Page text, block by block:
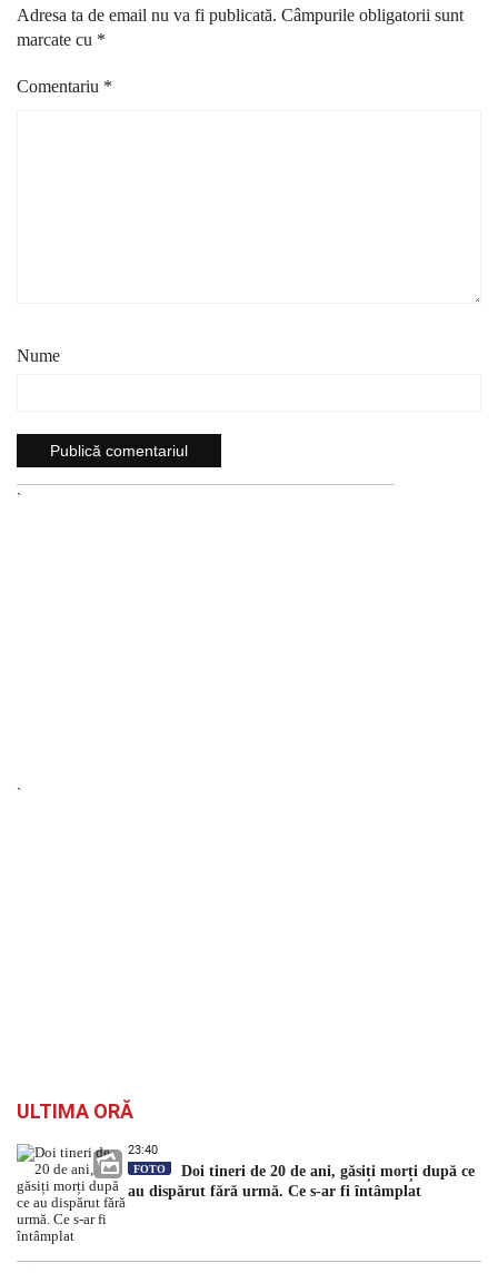
Adresa ta de email nu va fi publicată. Câmpurile obligatorii sunt
marcate cu *
Comentariu *
Nume
`
`
ULTIMA ORĂ
23:40
FOTO
Doi tineri de 20 de ani, găsiți morți după ce
au dispărut fără urmă. Ce s-ar fi întâmplat